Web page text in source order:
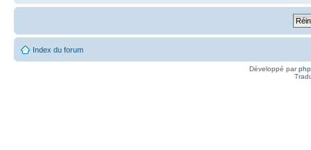
Index du forum
Développé par